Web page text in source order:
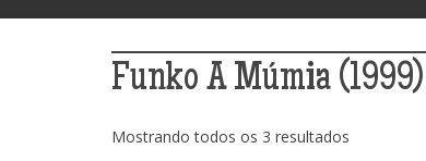
Funko A Múmia (1999)
Mostrando todos os 3 resultados